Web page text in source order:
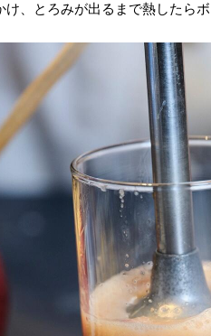
、とろみが出るまで熱したら